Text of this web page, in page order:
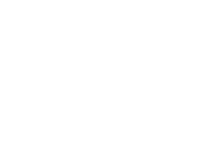
i mogu se razlikovati u zavisnosti od perioda
dostupan proizvod koji tražite.